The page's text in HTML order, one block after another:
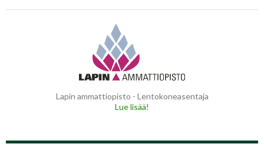
Lapin ammattiopisto - Lentokoneasentaja
Lue lisää!